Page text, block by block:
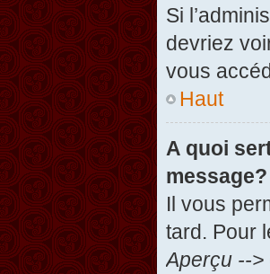
Si
devriez
vous
Haut
A quoi
message?
Il vous
tard. Pour
Aperçu -->